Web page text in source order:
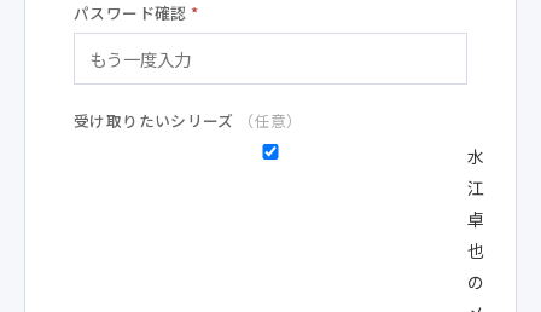
パスワード確認 *
受け取りたいシリーズ （任意）
水
江
卓
也
の